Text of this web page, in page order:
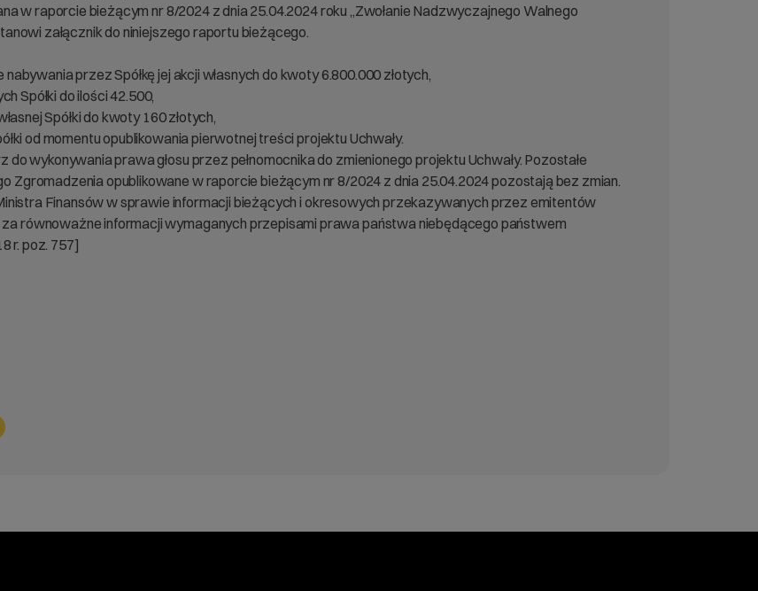
w raporcie bieżącym nr 8/2024 z dnia 25.04.2024 roku „Zwołanie Nadzwyczajnego Walnego
załącznik do niniejszego raportu bieżącego.
przez Spółkę jej akcji własnych do kwoty 6.800.000 złotych,
Spółki do ilości 42.500,
Spółki do kwoty 160 złotych,
od momentu opublikowania pierwotnej treści projektu Uchwały.
wykonywania prawa głosu przez pełnomocnika do zmienionego projektu Uchwały. Pozostałe
Zgromadzenia opublikowane w raporcie bieżącym nr 8/2024 z dnia 25.04.2024 pozostają bez zmian.
Finansów w sprawie informacji bieżących i okresowych przekazywanych przez emitentów
równoważne informacji wymaganych przepisami prawa państwa niebędącego państwem
r. poz. 757]